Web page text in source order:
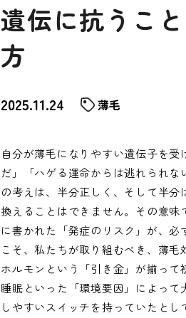
遺伝に抗うこ
方
2025.11.24 薄毛
自分が薄毛になりやすい遺伝子を
だ」「ハゲる運命からは逃れられ
の考えは、半分正しく、そして半
換えることはできません。その意
に書かれた「発症のリスク」が、
こそ、私たちが取り組むべき、薄
ホルモンという「引き金」が揃って
睡眠といった「環境要因」によっ
しやすいスイッチを持っていたと